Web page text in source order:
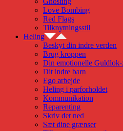
Love Bombing
Red Flags
Tilknytningsstil
Heling
Beskyt din indre verden
Brug kroppen
Din emotionelle Guldlok-
Dit indre barn
Ego arbejde
Heling i parforholdet
Kommunikation
Reparenting
Skriv det ned
Sæt dine grænser